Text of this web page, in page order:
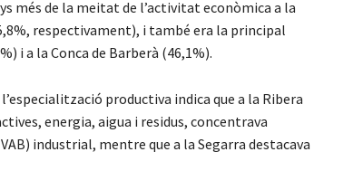
més de la meitat de l’activitat econòmica a la
respectivament), i també era la principal
i a la Conca de Barberà (46,1%).
productiva indica que a la Ribera
energia, aigua i residus, concentrava
industrial, mentre que a la Segarra destacava